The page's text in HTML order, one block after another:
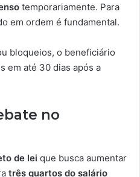
temporariamente. Para
em ordem é fundamental.
bloqueios, o beneficiário
em até 30 dias após a
no
de lei que busca aumentar
três quartos do salário